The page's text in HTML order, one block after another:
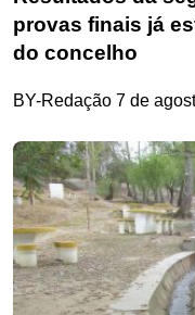
provas finais já
do concelho
BY-Redação 7 de